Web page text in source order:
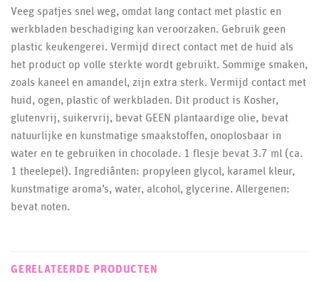
Veeg spatjes snel weg, omdat lang contact met plastic en
werkbladen beschadiging kan veroorzaken. Gebruik geen
plastic keukengerei. Vermijd direct contact met de huid als
het product op volle sterkte wordt gebruikt. Sommige smaken,
zoals kaneel en amandel, zijn extra sterk. Vermijd contact met
huid, ogen, plastic of werkbladen. Dit product is Kosher,
glutenvrij, suikervrij, bevat GEEN plantaardige olie, bevat
natuurlijke en kunstmatige smaakstoffen, onoplosbaar in
water en te gebruiken in chocolade. 1 flesje bevat 3.7 ml (ca.
1 theelepel). Ingrediânten: propyleen glycol, karamel kleur,
kunstmatige aroma’s, water, alcohol, glycerine. Allergenen:
bevat noten.
GERELATEERDE PRODUCTEN